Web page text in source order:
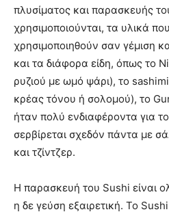
πλυσίματος και παρασκευής
χρησιμοποιούνται, τα υλικά
χρησιμοποιηθούν σαν γέμιση
και τα διάφορα είδη, όπως το
ρυζιού με ωμό ψάρι), το
κρέας τόνου ή σολομού), το
ήταν πολύ ενδιαφέροντα για
σερβίρεται σχεδόν πάντα με
και τζίντζερ.
Η παρασκευή του Sushi είναι
η δε γεύση εξαιρετική. Το